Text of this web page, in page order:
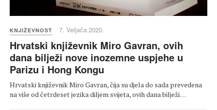
KNJIŽEVNOST 7. Veljača 2020.
Hrvatski književnik Miro Gavran, ovih
dana bilježi nove inozemne uspjehe u
Parizu i Hong Kongu
Hrvatski književnik Miro Gavran, čija su djela do sada prevedena
na više od četrdeset jezika diljem svijeta, ovih dana bilježi…